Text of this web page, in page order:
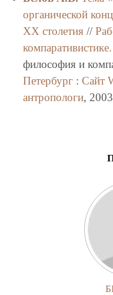
органической
ХХ столетия//
компаративистике.
философия и
Петербург: Сайт
антропологи,